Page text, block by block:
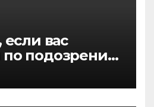
если вас
подозрению
пошаговая